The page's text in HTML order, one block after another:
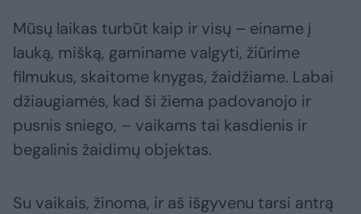
Mūsų laikas turbūt kaip ir visų – einame į
lauką, mišką, gaminame valgyti, žiūrime
filmukus, skaitome knygas, žaidžiame. Labai
džiaugiamės, kad ši žiema padovanojo ir
pusnis sniego, – vaikams tai kasdienis ir
begalinis žaidimų objektas.
Su vaikais, žinoma, ir aš išgyvenu tarsi antrą